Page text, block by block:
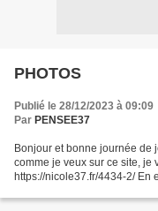
PHOTOS
Publié le 28/12/2023 à 09:09
Par PENSEE37
Bonjour et bonne journée de
comme je veux sur ce site, je
https://nicole37.fr/4434-2/ En